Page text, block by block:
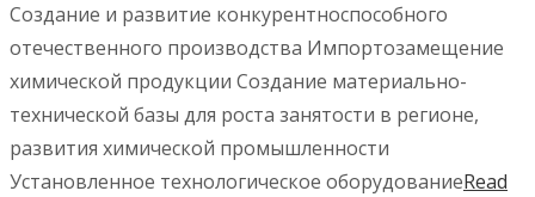
Создание и развитие конкурентноспособного
отечественного производства Импортозамещение
химической продукции Создание материально-
технической базы для роста занятости в регионе,
развития химической промышленности
Установленное технологическое оборудованиеRead